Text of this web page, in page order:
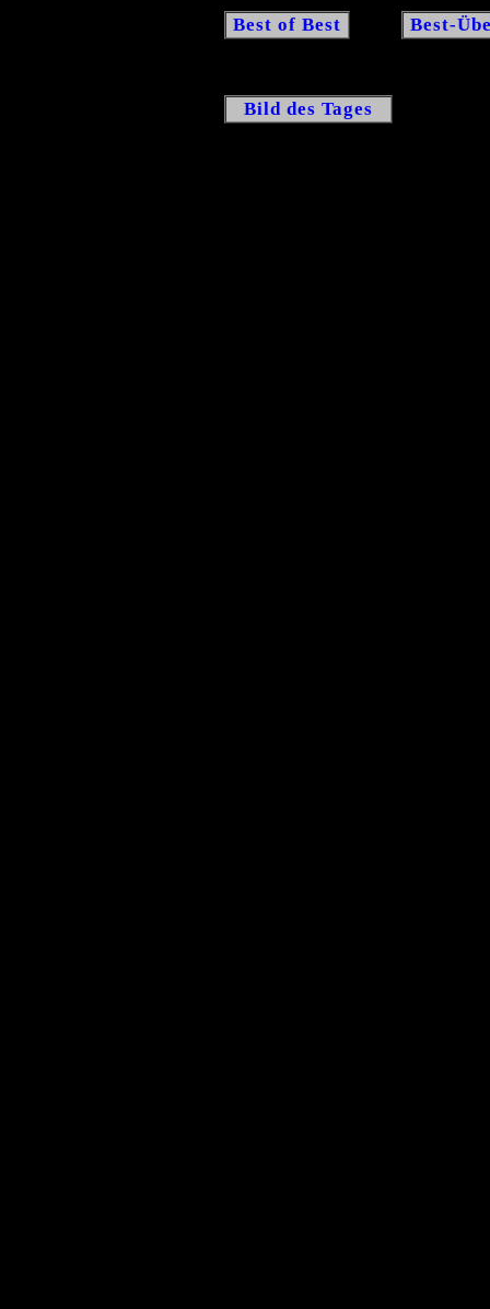
Best of Best Best-
Bild des Tages